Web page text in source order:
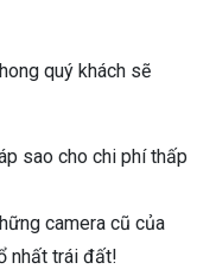
quý khách sẽ
sao cho chi phí thấp
camera cũ của
nhất trái đất!